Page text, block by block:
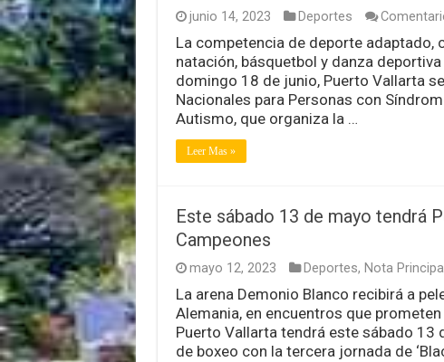
junio 14, 2023 Deportes
La competencia de deporte
natación, básquetbol y danza
domingo 18 de junio, Puerto Vallarta
Nacionales para Personas con
Autismo, que organiza la …
Leer Mas »
Este sábado 13 de mayo tendrá
Campeones
mayo 12, 2023 Deportes, Nota Principal
La arena Demonio Blanco recibirá a
Alemania, en encuentros que
Puerto Vallarta tendrá este sábado 13
de boxeo con la tercera jornada de